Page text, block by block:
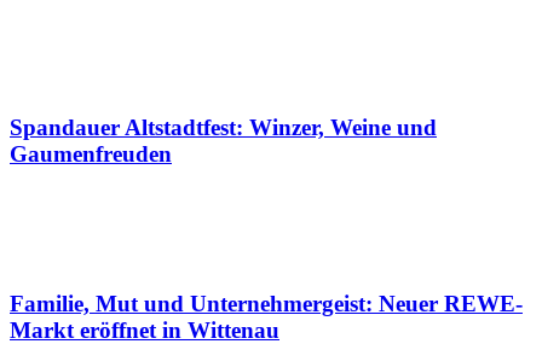
Spandauer Altstadtfest: Winzer, Weine und
Gaumenfreuden
Familie, Mut und Unternehmergeist: Neuer REWE-
Markt eröffnet in Wittenau